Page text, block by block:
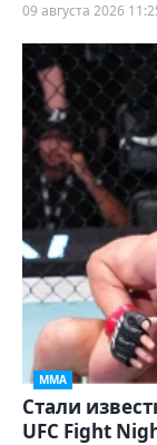
09 августа 2026
ММА
Стали
UFC Fight